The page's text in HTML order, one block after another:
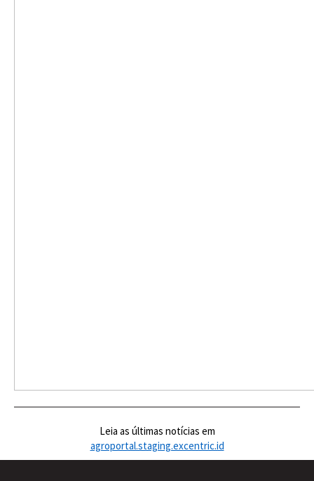
Leia as últimas notícias em
agroportal.staging.excentric.id